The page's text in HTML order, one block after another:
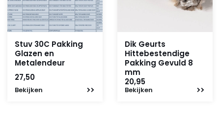
Stuv 30C Pakking
Glazen en
Metalendeur
27,50
Bekijken
Dik Geurts
Hittebestendige
Pakking Gevuld 8
mm
20,95
Bekijken